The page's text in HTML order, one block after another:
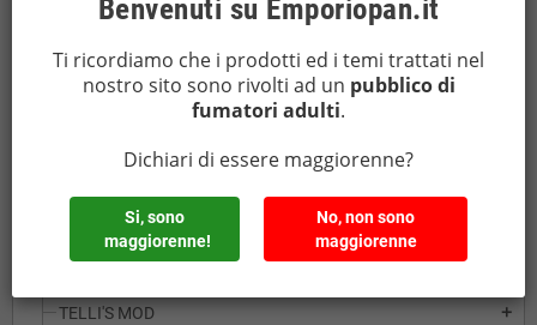
SMOKTECH
SPONGEBOX
SUPREME
SVOEMESTO
TELLI'S MOD add
Benvenuti su Emporiopan.it
Ti ricordiamo che i prodotti ed i temi trattati nel
nostro sito sono rivolti ad un pubblico di
fumatori adulti.
Dichiari di essere maggiorenne?
Si, sono
maggiorenne!
No, non sono
maggiorenne